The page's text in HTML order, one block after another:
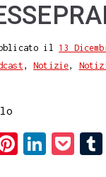
il 13
,Notizie,
P
L